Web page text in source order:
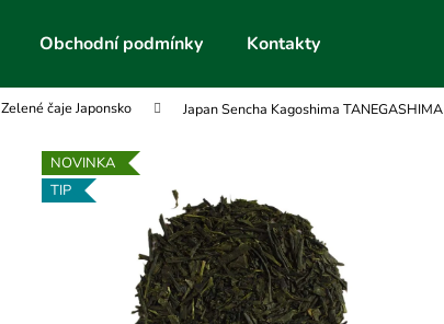
Obchodní podmínky Kontakty
Zelené čaje Japonsko Japan Sencha Kagoshima TANEGASHIMA
NOVINKA
TIP
Co potřebujete najít?
Doporučujeme